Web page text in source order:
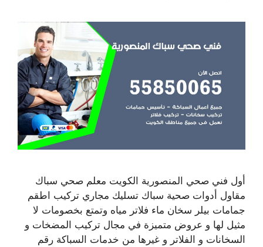
أول فني صحي المنصورية الكويت معلم صحي سباك
مقاول أدوات صحية سباك تسليك مجاري تركيب اطقم
جمامات بيلر سخان ماء فلاتر مياه وتمتع بخصومات لا
مثيل لها و عروض متميزة في مجال تركيب المضخات و
السخانات و الفلاتر و غيرها من خدمات السباكة رقم